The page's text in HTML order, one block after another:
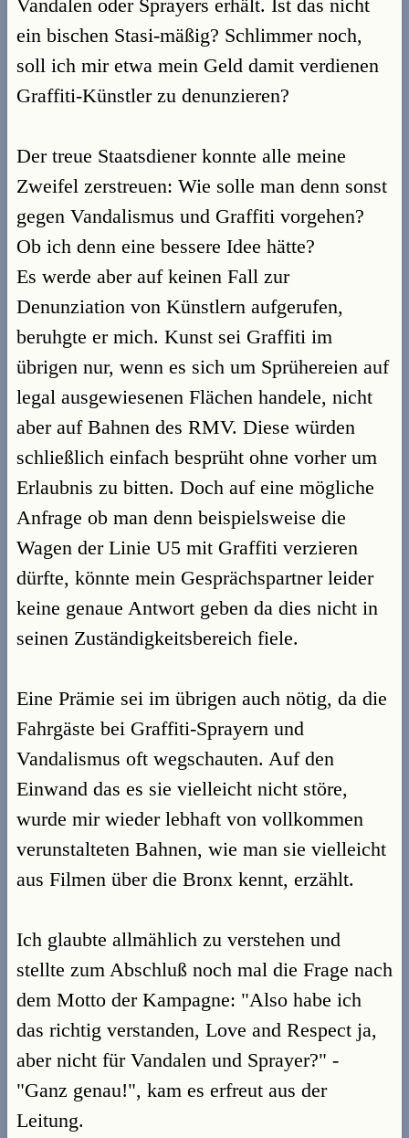
Vandalen oder Sprayers erhält. Ist das nicht
ein bischen Stasi-mäßig? Schlimmer noch,
soll ich mir etwa mein Geld damit verdienen
Graffiti-Künstler zu denunzieren?
Der treue Staatsdiener konnte alle meine
Zweifel zerstreuen: Wie solle man denn sonst
gegen Vandalismus und Graffiti vorgehen?
Ob ich denn eine bessere Idee hätte?
Es werde aber auf keinen Fall zur
Denunziation von Künstlern aufgerufen,
beruhgte er mich. Kunst sei Graffiti im
übrigen nur, wenn es sich um Sprühereien auf
legal ausgewiesenen Flächen handele, nicht
aber auf Bahnen des RMV. Diese würden
schließlich einfach besprüht ohne vorher um
Erlaubnis zu bitten. Doch auf eine mögliche
Anfrage ob man denn beispielsweise die
Wagen der Linie U5 mit Graffiti verzieren
dürfte, könnte mein Gesprächspartner leider
keine genaue Antwort geben da dies nicht in
seinen Zuständigkeitsbereich fiele.
Eine Prämie sei im übrigen auch nötig, da die
Fahrgäste bei Graffiti-Sprayern und
Vandalismus oft wegschauten. Auf den
Einwand das es sie vielleicht nicht störe,
wurde mir wieder lebhaft von vollkommen
verunstalteten Bahnen, wie man sie vielleicht
aus Filmen über die Bronx kennt, erzählt.
Ich glaubte allmählich zu verstehen und
stellte zum Abschluß noch mal die Frage nach
dem Motto der Kampagne: "Also habe ich
das richtig verstanden, Love and Respect ja,
aber nicht für Vandalen und Sprayer?" -
"Ganz genau!", kam es erfreut aus der
Leitung.